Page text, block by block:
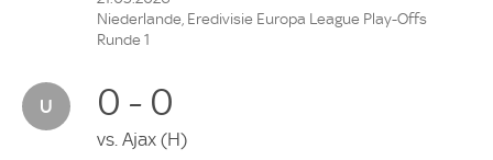
Niederlande, Eredivisie Europa League Play-Offs
Runde 1
0 - 0
vs. Ajax (H)